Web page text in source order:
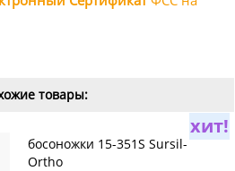
товары:
хит!
босоножки 15-351S Sursil-
Ortho